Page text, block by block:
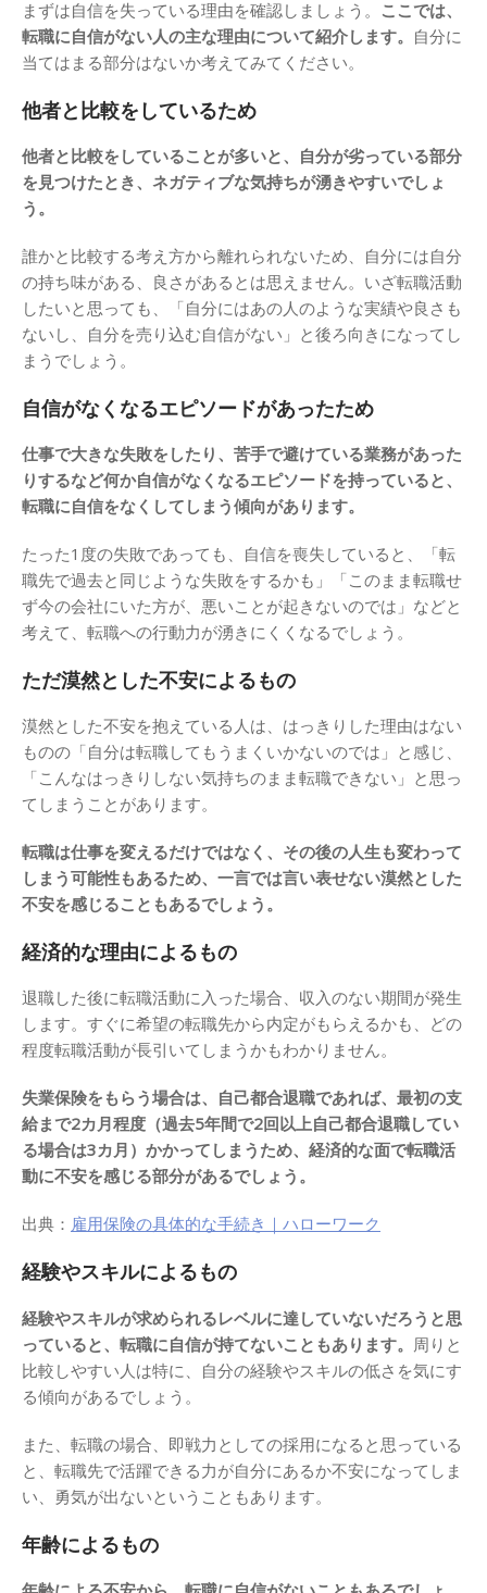
まずは自信を失っている理由を確認しましょう。 ここでは、
転職に自信がない人の主な理由について紹介します。 自分に
当てはまる部分はないか考えてみてください。
他者と比較をしているため
他者と比較をしていることが多いと、自分が劣っている部分
を見つけたとき、ネガティブな気持ちが湧きやすいでしょ
う。
誰かと比較する考え方から離れられないため、自分には自分
の持ち味がある、良さがあるとは思えません。いざ転職活動
したいと思っても、「自分にはあの人のような実績や良さも
ないし、自分を売り込む自信がない」と後ろ向きになってし
まうでしょう。
自信がなくなるエピソードがあったため
仕事で大きな失敗をしたり、苦手で避けている業務があった
りするなど何か自信がなくなるエピソードを持っていると、
転職に自信をなくしてしまう傾向があります。
たった1度の失敗であっても、自信を喪失していると、「転
職先で過去と同じような失敗をするかも」「このまま転職せ
ず今の会社にいた方が、悪いことが起きないのでは」などと
考えて、転職への行動力が湧きにくくなるでしょう。
ただ漠然とした不安によるもの
漠然とした不安を抱えている人は、はっきりした理由はない
ものの「自分は転職してもうまくいかないのでは」と感じ、
「こんなはっきりしない気持ちのまま転職できない」と思っ
てしまうことがあります。
転職は仕事を変えるだけではなく、その後の人生も変わって
しまう可能性もあるため、一言では言い表せない漠然とした
不安を感じることもあるでしょう。
経済的な理由によるもの
退職した後に転職活動に入った場合、収入のない期間が発生
します。すぐに希望の転職先から内定がもらえるかも、どの
程度転職活動が長引いてしまうかもわかりません。
失業保険をもらう場合は、自己都合退職であれば、最初の支
給まで2カ月程度（過去5年間で2回以上自己都合退職してい
る場合は3カ月）かかってしまうため、経済的な面で転職活
動に不安を感じる部分があるでしょう。
出典： 雇用保険の具体的な手続き｜ハローワーク
経験やスキルによるもの
経験やスキルが求められるレベルに達していないだろうと思
っていると、転職に自信が持てないこともあります。 周りと
比較しやすい人は特に、自分の経験やスキルの低さを気にす
る傾向があるでしょう。
また、転職の場合、即戦力としての採用になると思っている
と、転職先で活躍できる力が自分にあるか不安になってしま
い、勇気が出ないということもあります。
年齢によるもの